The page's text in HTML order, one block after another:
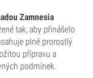
Zamnesia
tak, aby přinášelo
plně prorostlý
přípravu a
podmínek.